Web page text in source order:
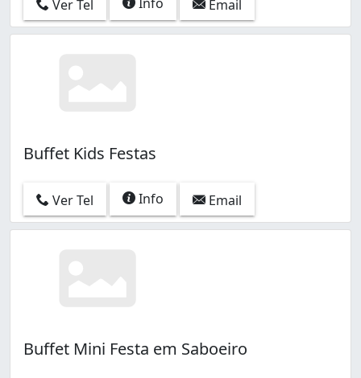
Ver Tel Email
Buffet Kids Festas
Ver Tel Info Email
Buffet Mini Festa em Saboeiro